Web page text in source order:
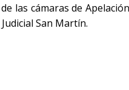
las cámaras de
San Martín.